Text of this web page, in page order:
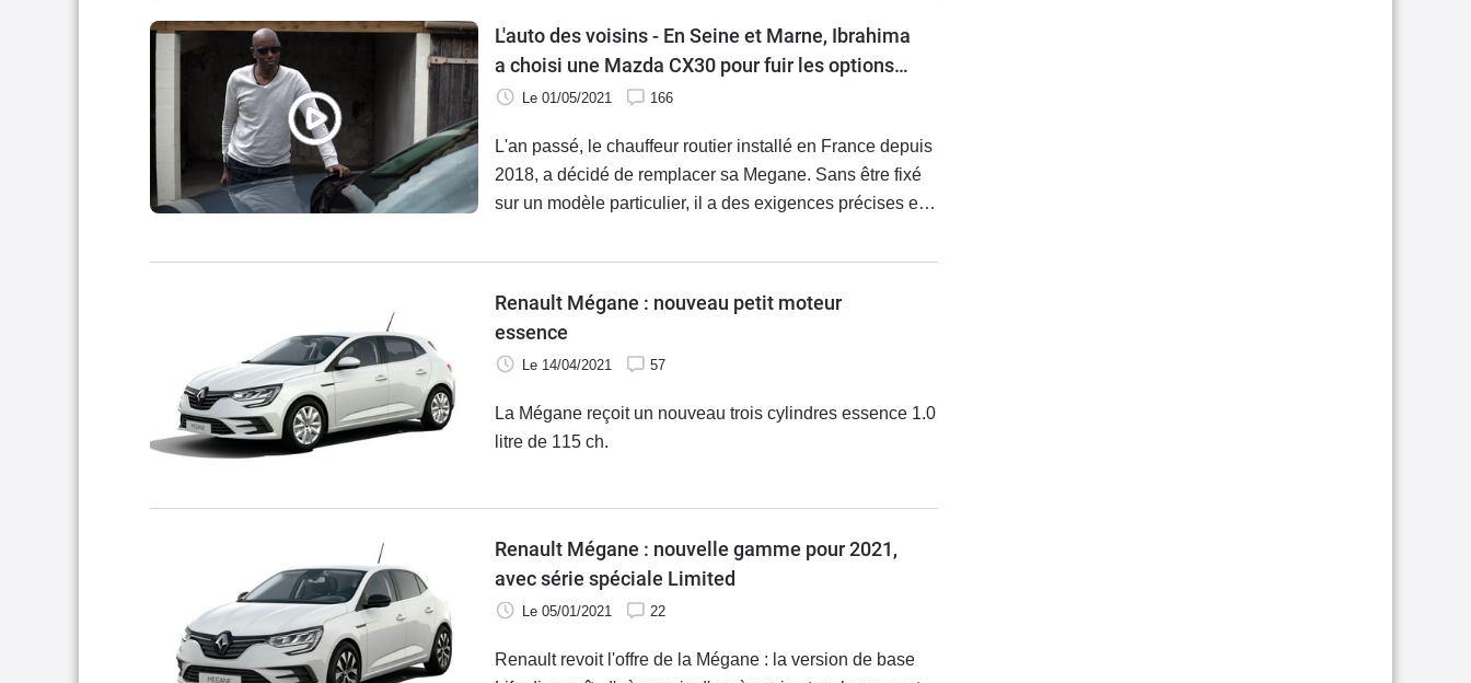
L'auto des voisins - En Seine et Marne, Ibrahima
a choisi une Mazda CX30 pour fuir les options
des autres marques
Le 01/05/2021 166
L'an passé, le chauffeur routier installé en France depuis
2018, a décidé de remplacer sa Megane. Sans être fixé
sur un modèle particulier, il a des exigences précises en
dans des longs catalogues d'options, il a choisi une
Renault Mégane : nouveau petit moteur
essence
Le 14/04/2021 57
La Mégane reçoit un nouveau trois cylindres essence 1.0
litre de 115 ch.
Renault Mégane : nouvelle gamme pour 2021,
avec série spéciale Limited
Le 05/01/2021 22
Renault revoit l'offre de la Mégane : la version de base